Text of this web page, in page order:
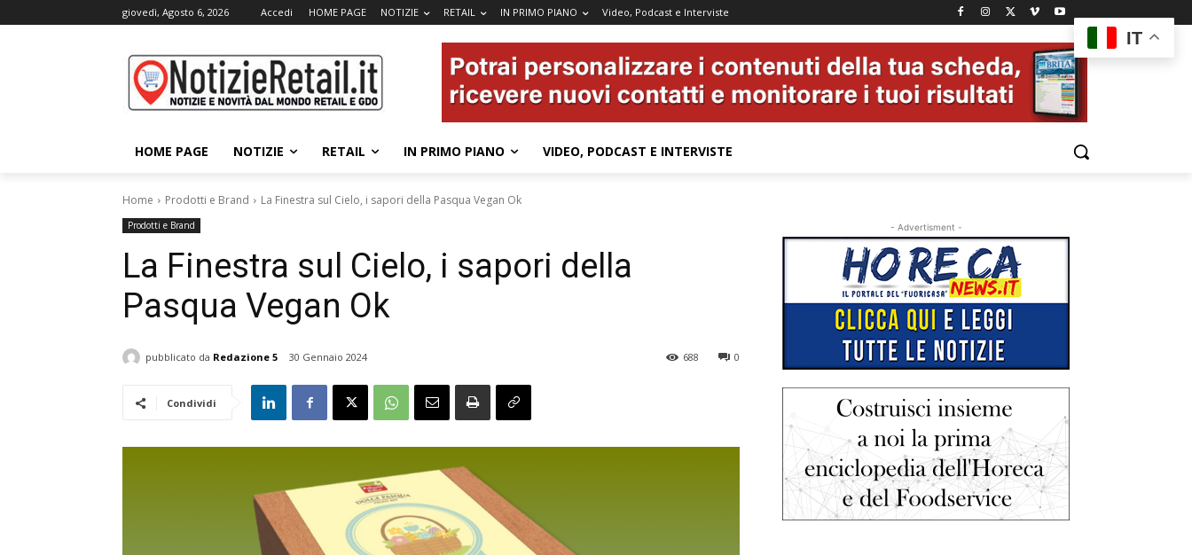
giovedì, Agosto 6, 2026 Accedi HOME PAGE NOTIZIE RETAIL IN PRIMO PIANO Video, Podcast e Interviste
HOME PAGE NOTIZIE RETAIL IN PRIMO PIANO VIDEO, PODCAST E INTERVISTE
Home Prodotti e Brand La Finestra sul Cielo, i sapori della Pasqua Vegan Ok
Prodotti e Brand
La Finestra sul Cielo, i sapori della
Pasqua Vegan Ok
pubblicato da Redazione 5 30 Gennaio 2024 0
688
Condividi
- Advertisment -
IT